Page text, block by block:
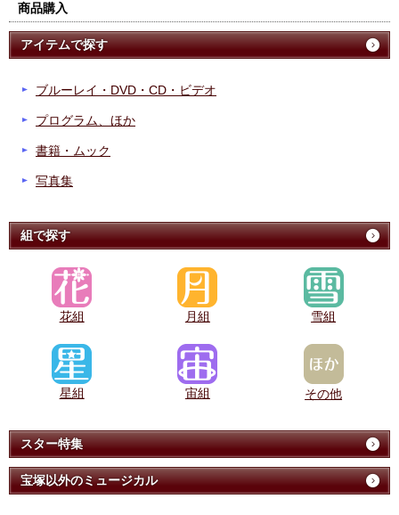
商品購入
アイテムで探す
ブルーレイ・DVD・CD・ビデオ
プログラム、ほか
書籍・ムック
写真集
組で探す
花組 月組 雪組
星組 宙組 その他
スター特集
宝塚以外のミュージカル